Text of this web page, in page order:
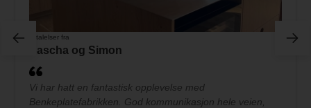
Uttalelser fra
Sascha og Simon
Vi har hatt en fantastisk opplevelse med
Benkeplatefabrikken. God kommunikasjon hele veien,